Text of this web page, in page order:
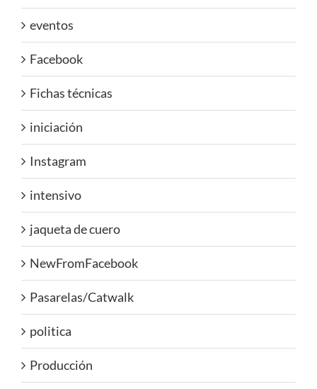
eventos
Facebook
Fichas técnicas
iniciación
Instagram
intensivo
jaqueta de cuero
NewFromFacebook
Pasarelas/Catwalk
politica
Producción